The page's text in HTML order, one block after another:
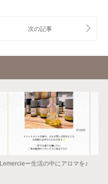
Lemercieー生活の中にアロマを♪